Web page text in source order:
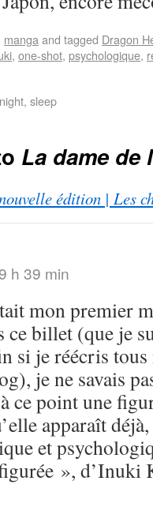
manga and tagged Dragon
, one-shot, psychologique,
sleep
La dame de
édition | Les
h 39 min
mon premier
ce billet (que je
si je réécris
je ne savais
ce point une
apparaît
et
», d’Inuki